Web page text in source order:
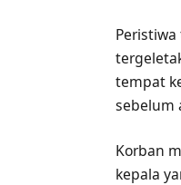
tempat
sebelum
Korban
kepala